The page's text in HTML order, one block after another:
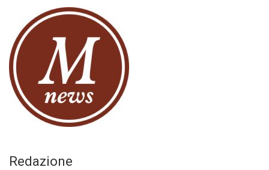
Redazione